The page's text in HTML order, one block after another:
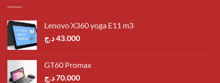
Lenovo X360 yoga E11 m3
43.000د.ج
GT60 Promax
70.000د.ج